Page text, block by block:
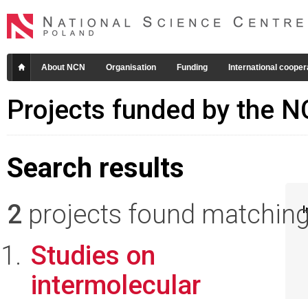
About NCN Organisation Funding International
Projects funded by the
Search results
2 projects found
Studies on
intermolecular